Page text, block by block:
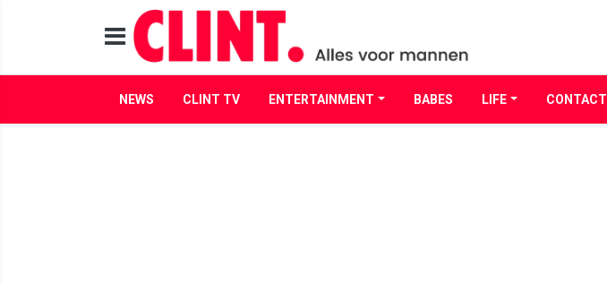
NEWS CLINT TV ENTERTAINMENT BABES LIFE CONTACT